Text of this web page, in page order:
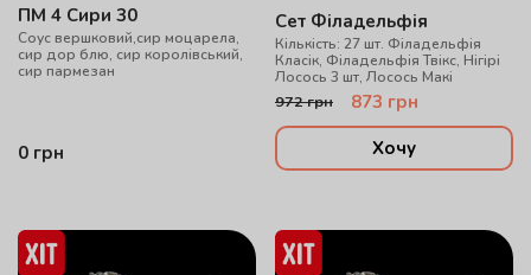
ПМ 4 Сири 30
Соус вершковий,сир моцарела,
сир дор блю, сир королівський,
сир пармезан
0 грн
Сет Філадельфія
Кількість: 27 шт. Філадельфія
Класік, Філадельфія Твікс, Нігірі
Лосось 3 шт, Лосось Макі
972грн 873 грн
Хочу